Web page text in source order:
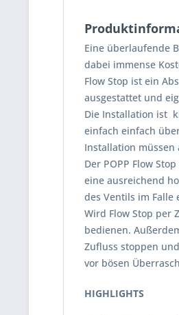
Eine überlaufende
dabei immense
Flow Stop ist ein
ausgestattet und
Die Installation ist
einfach einfach
Installation müssen
Der POPP Flow
eine ausreichend
des Ventils im Falle
Wird Flow Stop per
bedienen.
Zufluss stoppen
vor bösen
HIGHLIGHTS